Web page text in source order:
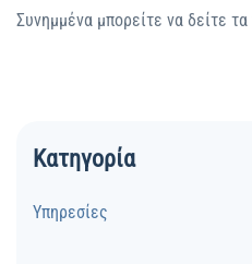
Συνημμένα μπορείτε να δείτε
Κατηγορία
Υπηρεσίες